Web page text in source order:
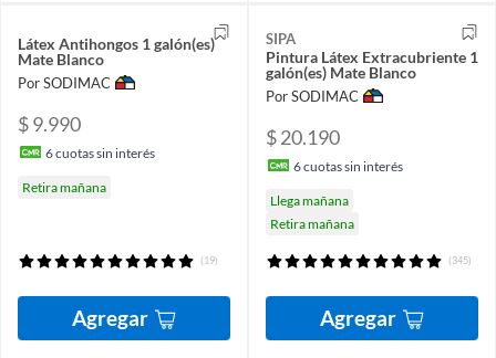
Látex Antihongos 1 galón(es)
Mate Blanco
Por SODIMAC
$ 9.990
6cuotas sin interés
Retira mañana
(19)
Agregar
SIPA
Pintura Látex Extracubriente 1
galón(es) Mate Blanco
Por SODIMAC
$ 20.190
6cuotas sin interés
Llega mañana
Retira mañana
(345)
Agregar